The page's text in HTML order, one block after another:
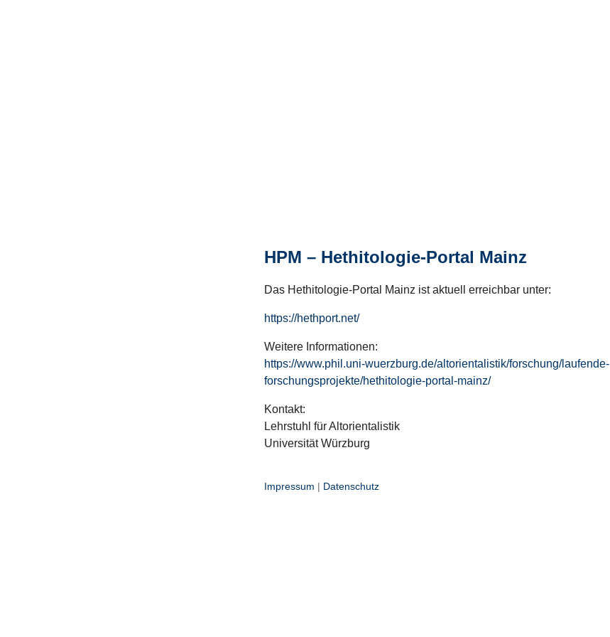
HPM – Hethitologie-Portal Mainz
Das Hethitologie-Portal Mainz ist aktuell erreichbar unter:
https://hethport.net/
Weitere Informationen:
https://www.phil.uni-wuerzburg.de/altorientalistik/forschung/laufende-
forschungsprojekte/hethitologie-portal-mainz/
Kontakt:
Lehrstuhl für Altorientalistik
Universität Würzburg
Impressum | Datenschutz